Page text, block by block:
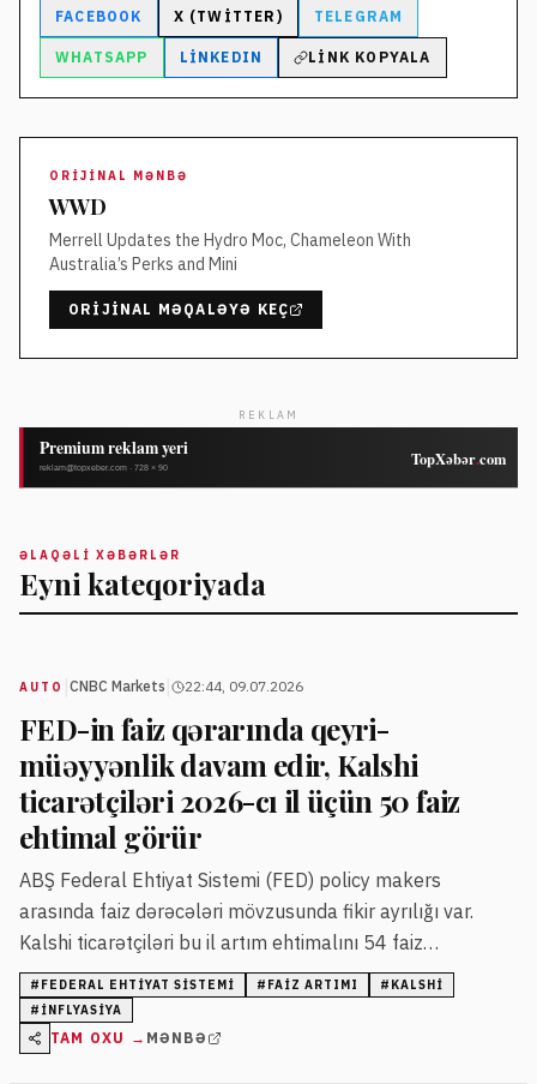
FACEBOOK X (TWITTER) TELEGRAM
WHATSAPP LINKEDIN LINK KOPYALA
ORIJINAL MƏNBƏ
WWD
Merrell Updates the Hydro Moc, Chameleon With
Australia’s Perks and Mini
ORIJINAL MƏQALƏYƏ KEÇ
REKLAM
ƏLAQƏLI XƏBƏRLƏR
Eyni kateqoriyada
AUTO CNBC Markets 22:44, 09.07.2026
FED-in faiz qərarında qeyri-
müəyyənlik davam edir, Kalshi
ticarətçiləri 2026-cı il üçün 50 faiz
ehtimal görür
ABŞ Federal Ehtiyat Sistemi (FED) policy makers
arasında faiz dərəcələri mövzusunda fikir ayrılığı var.
Kalshi ticarətçiləri bu il artım ehtimalını 54 faiz
səviyyəsində qiymətləndirir, 2028-ci il üçün isə bu rəqəm
80 faizə çatır.
# FEDERAL EHTIYAT SISTEMI # FAIZ ARTIMI # KALSHI
# INFLYASIYA
TAM OXU → MƏNBƏ